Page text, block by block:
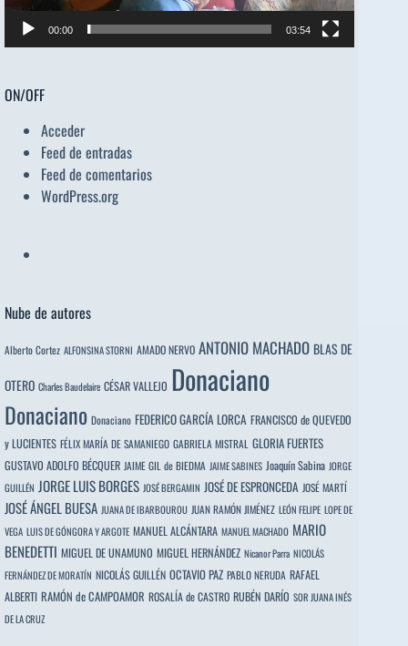
00:00 03:54
ON/OFF
Acceder
Feed de entradas
Feed de comentarios
WordPress.org
Nube de autores
Alberto Cortez ALFONSINA STORNI AMADO NERVO ANTONIO MACHADO BLAS DE
OTERO Charles Baudelaire CÉSAR VALLEJO Donaciano
Donaciano Donaciano FEDERICO GARCÍA LORCA FRANCISCO de QUEVEDO
y LUCIENTES FÉLIX MARÍA DE SAMANIEGO GABRIELA MISTRAL GLORIA FUERTES
GUSTAVO ADOLFO BÉCQUER JAIME GIL de BIEDMA JAIME SABINES Joaquín Sabina JORGE
GUILLÉN JORGE LUIS BORGES JOSÉ BERGAMIN JOSÉ DE ESPRONCEDA JOSÉ MARTÍ
JOSÉ ÁNGEL BUESA JUANA DE IBARBOUROU JUAN RAMÓN JIMÉNEZ LEÓN FELIPE LOPE DE
VEGA LUIS DE GÓNGORA Y ARGOTE MANUEL ALCÁNTARA MANUEL MACHADO MARIO
BENEDETTI MIGUEL DE UNAMUNO MIGUEL HERNÁNDEZ Nicanor Parra NICOLÁS
FERNÁNDEZ DE MORATÍN NICOLÁS GUILLÉN OCTAVIO PAZ PABLO NERUDA RAFAEL
ALBERTI RAMÓN de CAMPOAMOR ROSALÍA de CASTRO RUBÉN DARÍO SOR JUANA INÉS
DE LA CRUZ